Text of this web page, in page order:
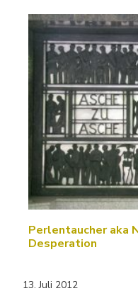
Perlentaucher aka
Desperation
13. Juli 2012